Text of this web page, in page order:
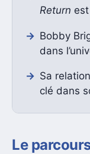
Return
Bobby
dans
Sa
clé dans
Le